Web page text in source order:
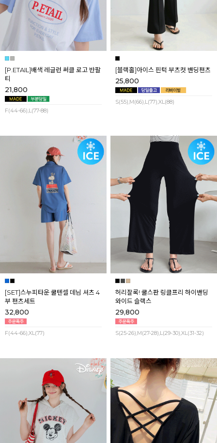
[P.ETAIL]배색 레글런 써클 로고 반팔
티
21,800
F(44-66),L(77-88)
[블랙홀]아이스 핀턱 부츠컷 밴딩팬츠
25,800
S(55),M(66),L(77),XL(88)
[SET]스누피타운 쿨텐셀 데님 셔츠 4
부 팬츠세트
32,800
F(44-66),XL(77)
허리잘록! 쿨스판 링클프리 하이밴딩
와이드 슬랙스
29,800
S(25-26),M(27-28),L(29-30),XL(31-32)